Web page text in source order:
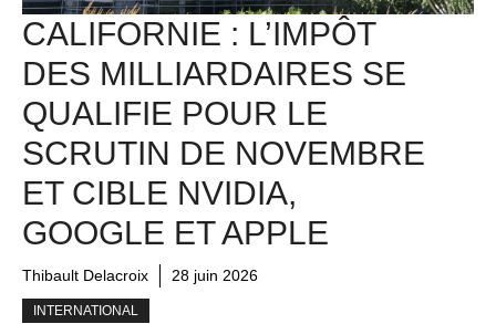
CALIFORNIE : L’IMPÔT
DES MILLIARDAIRES SE
QUALIFIE POUR LE
SCRUTIN DE NOVEMBRE
ET CIBLE NVIDIA,
GOOGLE ET APPLE
Thibault Delacroix 28 juin 2026
INTERNATIONAL